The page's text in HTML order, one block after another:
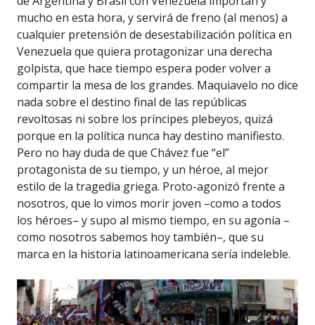
mucho en esta hora, y servirá de freno (al menos) a
cualquier pretensión de desestabilización política en
Venezuela que quiera protagonizar una derecha
golpista, que hace tiempo espera poder volver a
compartir la mesa de los grandes. Maquiavelo no dice
nada sobre el destino final de las repúblicas
revoltosas ni sobre los príncipes plebeyos, quizá
porque en la política nunca hay destino manifiesto.
Pero no hay duda de que Chávez fue “el”
protagonista de su tiempo, y un héroe, al mejor
estilo de la tragedia griega. Proto-agonizó frente a
nosotros, que lo vimos morir joven –como a todos
los héroes– y supo al mismo tiempo, en su agonía –
como nosotros sabemos hoy también–, que su
marca en la historia latinoamericana sería indeleble.